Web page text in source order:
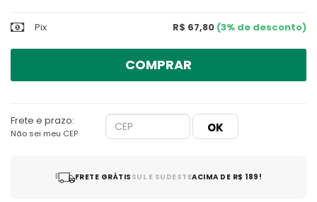
Pix R$ 67,80 (3% de desconto)
COMPRAR
Frete e prazo:
Não sei meu CEP
FRETE GRÁTIS SUL E SUDESTEACIMA DE R$ 189!